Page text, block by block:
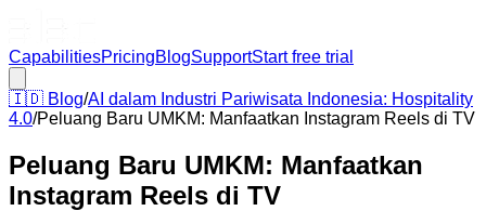
CapabilitiesPricingBlogSupportStart free trial
🇮🇩 Blog/AI dalam Industri Pariwisata Indonesia: Hospitality
4.0/Peluang Baru UMKM: Manfaatkan Instagram Reels di TV
Peluang Baru UMKM: Manfaatkan
Instagram Reels di TV